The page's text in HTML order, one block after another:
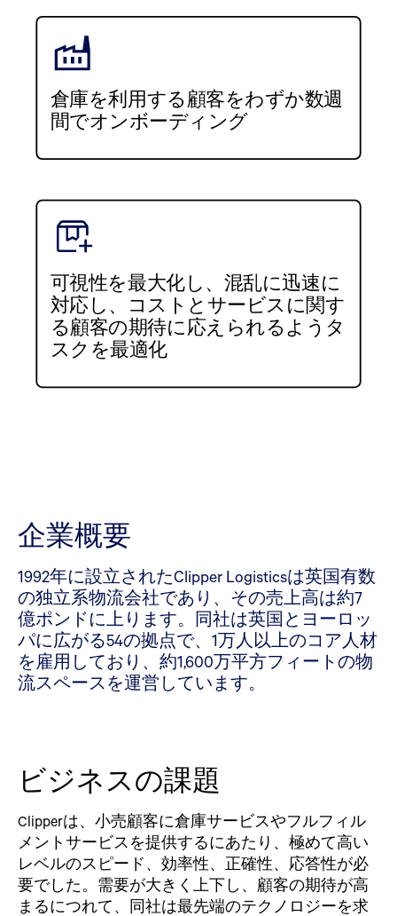
倉庫を利用する顧客をわずか数週
間でオンボーディング
可視性を最大化し、混乱に迅速に
対応し、コストとサービスに関す
る顧客の期待に応えられるようタ
スクを最適化
企業概要
1992年に設立されたClipper Logisticsは英国有数
の独立系物流会社であり、その売上高は約7
億ポンドに上ります。同社は英国とヨーロッ
パに広がる54の拠点で、1万人以上のコア人材
を雇用しており、約1,600万平方フィートの物
流スペースを運営しています。
ビジネスの課題
Clipperは、小売顧客に倉庫サービスやフルフィル
メントサービスを提供するにあたり、極めて高い
レベルのスピード、効率性、正確性、応答性が必
要でした。需要が大きく上下し、顧客の期待が高
まるにつれて、同社は最先端のテクノロジーを求